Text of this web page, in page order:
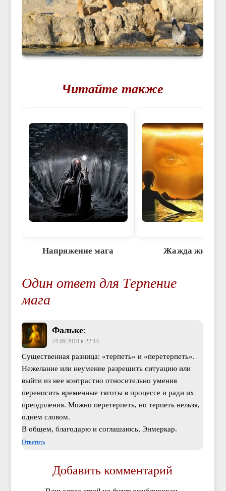
Читайте также
Напряжение мага Жажда жизни
Один ответ для Терпение
мага
Фальке:
24.09.2010 в 22:14
Существенная разница: «терпеть» и «перетерпеть».
Нежелание или неумение разрешить ситуацию или
выйти из нее контрастно относительно умения
переносить временные тяготы в процессе и ради их
преодоления. Можно перетерпеть, но терпеть нельзя,
однем словом.
В общем, благодарю и соглашаюсь, Энмеркар.
Ответить
Добавить комментарий